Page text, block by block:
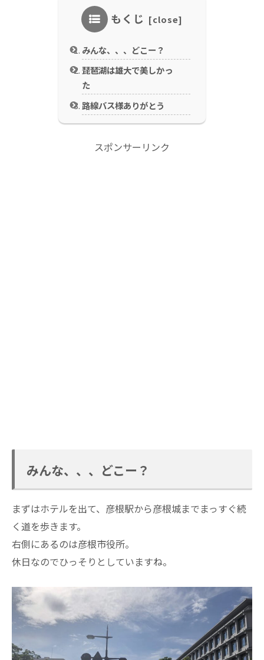
もくじ
みんな、、、どこー？
琵琶湖は雄大で美しかっ
た
路線バス様ありがとう
スポンサーリンク
みんな、、、どこー？
まずはホテルを出て、彦根駅から彦根城までまっすぐ続
く道を歩きます。
右側にあるのは彦根市役所。
休日なのでひっそりとしていますね。